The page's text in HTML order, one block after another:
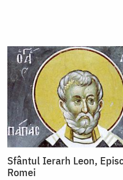
Sfântul Ierarh Leon,
Romei